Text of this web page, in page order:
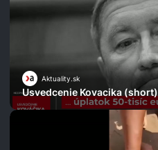
Aktuality.sk
Usvedcenie Kovacika (short)